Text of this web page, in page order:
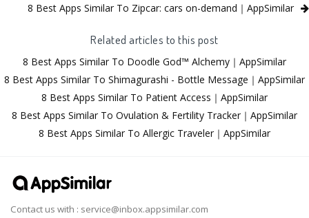
8 Best Apps Similar To Zipcar: cars on-demand｜AppSimilar
Related articles to this post
8 Best Apps Similar To Doodle God™ Alchemy｜AppSimilar
8 Best Apps Similar To Shimagurashi - Bottle Message｜AppSimilar
8 Best Apps Similar To Patient Access｜AppSimilar
8 Best Apps Similar To Ovulation & Fertility Tracker｜AppSimilar
8 Best Apps Similar To Allergic Traveler｜AppSimilar
Contact us with : service@inbox.appsimilar.com